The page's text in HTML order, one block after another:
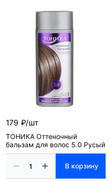
179 ₽/шт
ТОНИКА Оттеночный
бальзам для волос 5.0 Русый
В корзину